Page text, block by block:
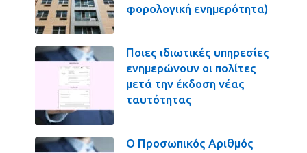
φορολογική ενημερότητα)
Ποιες ιδιωτικές υπηρεσίες
ενημερώνουν οι πολίτες
μετά την έκδοση νέας
ταυτότητας
Ο Προσωπικός Αριθμός